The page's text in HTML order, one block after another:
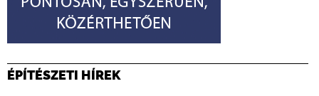
ÉPÍTÉSZETI HÍREK